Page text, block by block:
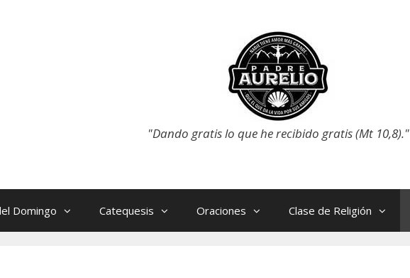
"Dando gratis lo que he recibido gratis (Mt 10,8)."
Domingo Catequesis Oraciones Clase de Religión